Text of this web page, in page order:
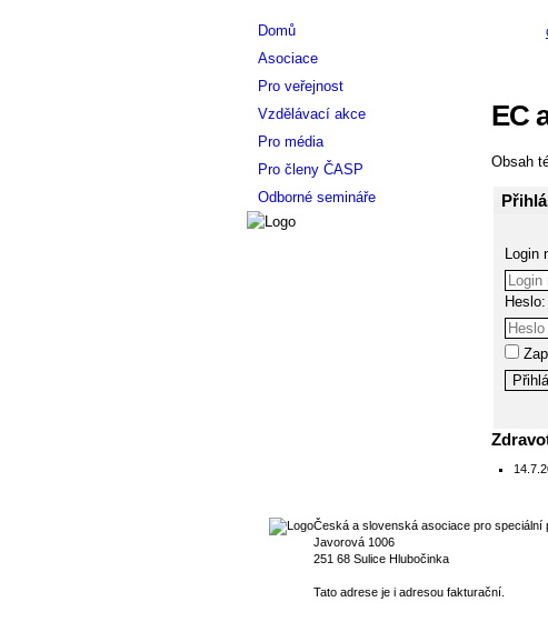
EC
Obsah
Heslo:
Domů
Asociace
Pro veřejnost
Vzdělávací akce
Pro média
Pro členy ČASP
Odborné semináře
Česká a slovenská asociace pro speciální
Javorová 1006
251 68 Sulice Hlubočinka
Tato adrese je i adresou fakturační.